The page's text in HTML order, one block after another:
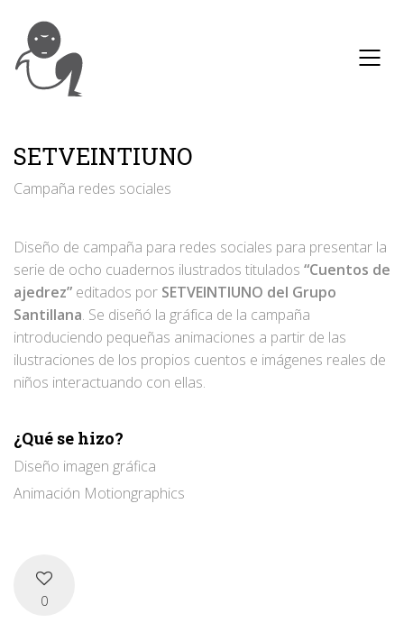
SETVEINTIUNO
Campaña redes sociales
Diseño de campaña para redes sociales para presentar la
serie de ocho cuadernos ilustrados titulados “Cuentos de
ajedrez” editados por SETVEINTIUNO del Grupo
Santillana. Se diseñó la gráfica de la campaña
introduciendo pequeñas animaciones a partir de las
ilustraciones de los propios cuentos e imágenes reales de
niños interactuando con ellas.
¿Qué se hizo?
Diseño imagen gráfica
Animación Motiongraphics
0